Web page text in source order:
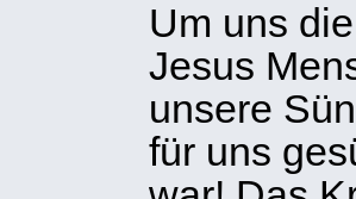
Um uns
Jesus
unsere
für uns